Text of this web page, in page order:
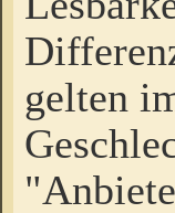
gelten